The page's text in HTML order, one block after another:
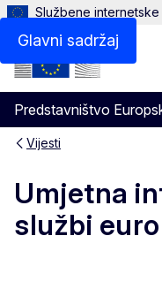
Glavni sadržaj
Službene internetske
Predstavništvo
Menu
Vijesti
Umjetna
službi